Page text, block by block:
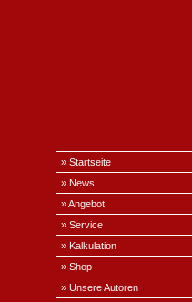
» Startseite
» News
» Angebot
» Service
» Kalkulation
» Shop
» Unsere Autoren